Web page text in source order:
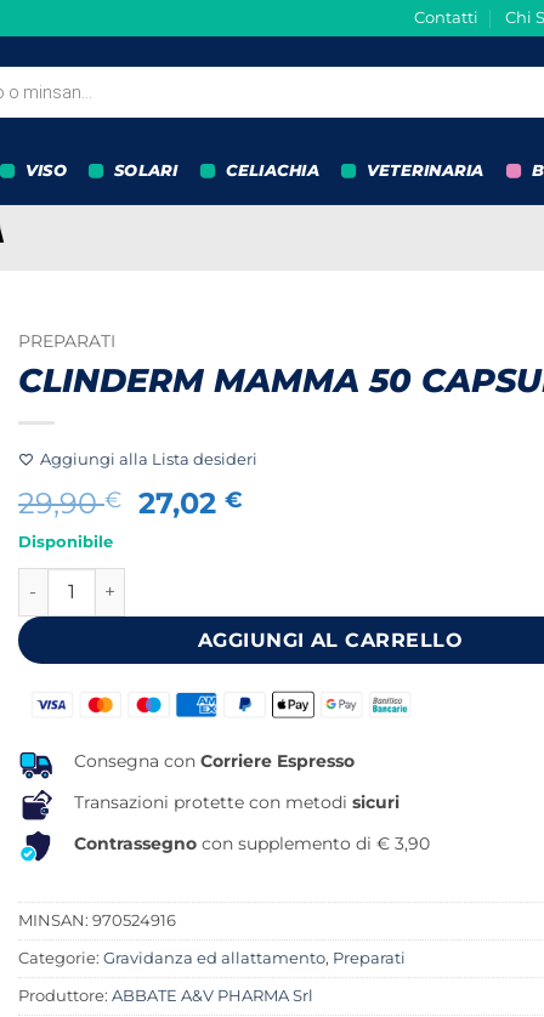
Contatti Chi
VISO SOLARI CELIACHIA VETERINARIA
PREPARATI
CLINDERM MAMMA 50
Aggiungi alla Lista desideri
29,90€
Il
29,90 €.
27,02€
27,02 €.
Disponibile
CLINDERM MAMMA 50 CAPSULE quantità
AGGIUNGI AL CARRELLO
Consegna con Corriere Espresso
Transazioni protette con metodi sicuri
Contrassegno con supplemento di € 3,90
MINSAN: 970524916
Categorie: Gravidanza ed allattamento, Preparati
Produttore: ABBATE A&V PHARMA Srl